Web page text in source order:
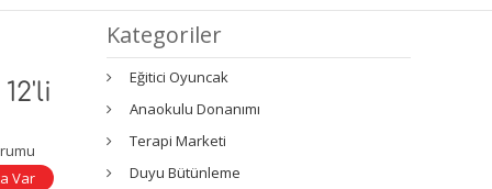
Var
Kategoriler
Eğitici Oyuncak
Anaokulu Donanımı
Terapi Marketi
Duyu Bütünleme